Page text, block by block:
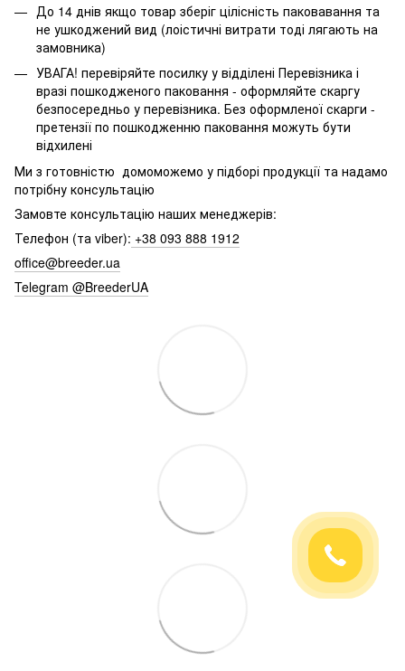
До 14 днів якщо товар зберіг цілісність паковавання та
не ушкоджений вид (лоістичні витрати тоді лягають на
замовника)
УВАГА! перевіряйте посилку у відділені Перевізника і
вразі пошкодженого паковання - оформляйте скаргу
безпосередньо у перевізника. Без оформленої скарги -
претензії по пошкодженню паковання можуть бути
відхилені
Ми з готовністю домоможемо у підборі продукції та надамо
потрібну консультацію
Замовте консультацію наших менеджерів:
Телефон (та viber): +38 093 888 1912
office@breeder.ua
Telegram @BreederUA